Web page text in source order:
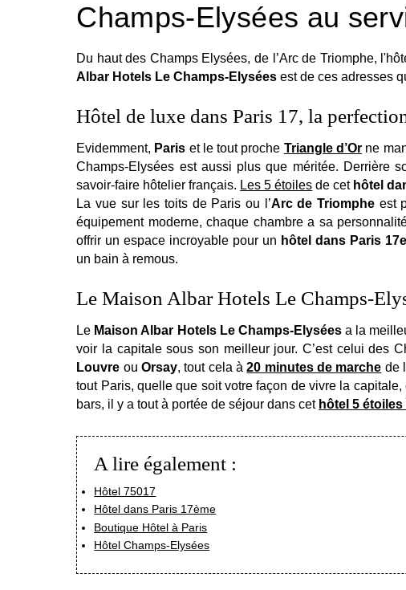
Champs-Elysées au
Du haut des Champs Elysées, de l’Arc de Triomphe,
Albar Hotels Le Champs-Elysées est de ces adresses
Hôtel de luxe dans Paris 17, la
Evidemment, Paris et le tout proche Triangle d’Or ne
Champs-Elysées est aussi plus que méritée. Derrière
savoir-faire hôtelier français. Les 5 étoiles de cet hôtel
La vue sur les toits de Paris ou l’Arc de Triomphe est
équipement moderne, chaque chambre a sa
offrir un espace incroyable pour un hôtel dans Paris
un bain à remous.
Le Maison Albar Hotels Le Champs-
Le Maison Albar Hotels Le Champs-Elyséesa la
voir la capitale sous son meilleur jour. C’est celui des
Louvre ou Orsay, tout cela à 20 minutes de marche de
tout Paris, quelle que soit votre façon de vivre la
bars, il y a tout à portée de séjour dans cet hôtel 5 étoiles
A lire également :
Hôtel 75017
Hôtel dans Paris 17ème
Boutique Hôtel à Paris
Hôtel Champs-Elysées